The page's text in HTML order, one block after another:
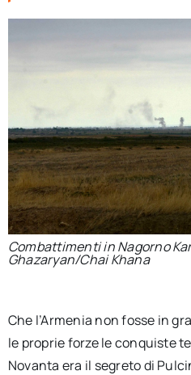
Combattimenti in Nagorno
Ghazaryan/Chai Khana
Che l’Armenia non fosse in
le proprie forze le conquiste
Novanta era il segreto di